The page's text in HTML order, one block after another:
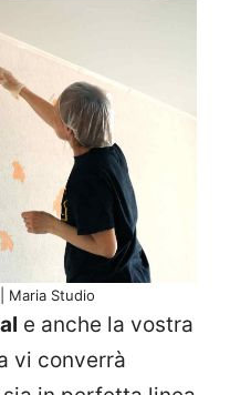
Maria Studio
e anche la vostra
vi converrà